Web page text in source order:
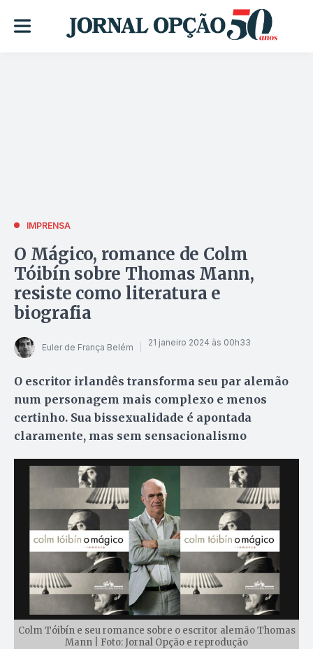
IMPRENSA
O Mágico, romance de Colm
Tóibín sobre Thomas Mann,
resiste como literatura e
biografia
Euler de França Belém 21 janeiro 2024 às 00h33
O escritor irlandês transforma seu par alemão
num personagem mais complexo e menos
certinho. Sua bissexualidade é apontada
claramente, mas sem sensacionalismo
Colm Tóibín e seu romance sobre o escritor alemão Thomas
Mann | Foto: Jornal Opção e reprodução